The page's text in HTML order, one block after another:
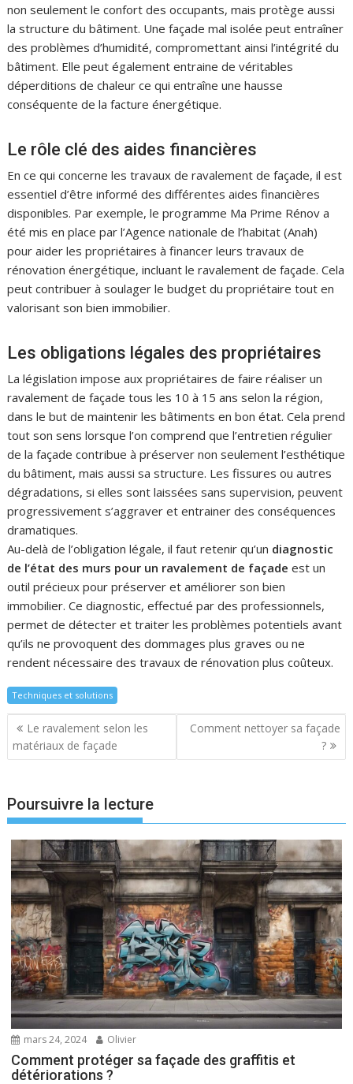
non seulement le confort des occupants, mais protège aussi
la structure du bâtiment. Une façade mal isolée peut entraîner
des problèmes d’humidité, compromettant ainsi l’intégrité du
bâtiment. Elle peut également entraine de véritables
déperditions de chaleur ce qui entraîne une hausse
conséquente de la facture énergétique.
Le rôle clé des aides financières
En ce qui concerne les travaux de ravalement de façade, il est
essentiel d’être informé des différentes aides financières
disponibles. Par exemple, le programme Ma Prime Rénov a
été mis en place par l’Agence nationale de l’habitat (Anah)
pour aider les propriétaires à financer leurs travaux de
rénovation énergétique, incluant le ravalement de façade. Cela
peut contribuer à soulager le budget du propriétaire tout en
valorisant son bien immobilier.
Les obligations légales des propriétaires
La législation impose aux propriétaires de faire réaliser un
ravalement de façade tous les 10 à 15 ans selon la région,
dans le but de maintenir les bâtiments en bon état. Cela prend
tout son sens lorsque l’on comprend que l’entretien régulier
de la façade contribue à préserver non seulement l’esthétique
du bâtiment, mais aussi sa structure. Les fissures ou autres
dégradations, si elles sont laissées sans supervision, peuvent
progressivement s’aggraver et entrainer des conséquences
dramatiques.
Au-delà de l’obligation légale, il faut retenir qu’un diagnostic
de l’état des murs pour un ravalement de façade est un
outil précieux pour préserver et améliorer son bien
immobilier. Ce diagnostic, effectué par des professionnels,
permet de détecter et traiter les problèmes potentiels avant
qu’ils ne provoquent des dommages plus graves ou ne
rendent nécessaire des travaux de rénovation plus coûteux.
Techniques et solutions
Navigation
de
l’article
Le ravalement selon les
matériaux de façade
Comment nettoyer sa façade
?
Poursuivre la lecture
mars 24, 2024 Olivier
Comment protéger sa façade des graffitis et
détériorations ?